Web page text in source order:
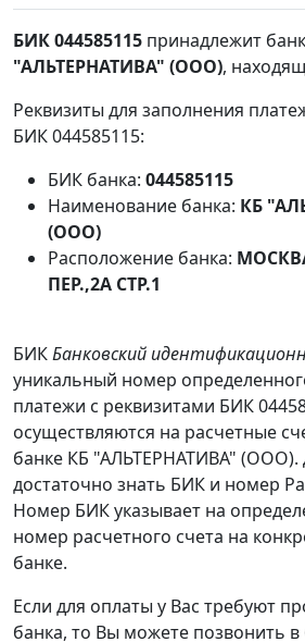
БИК 044585115 принадлежит
"АЛЬТЕРНАТИВА" (ООО),
Реквизиты для заполнения
БИК 044585115:
БИК банка: 044585115
Наименование банка: КБ
(ООО)
Расположение банка:
ПЕР.,2А СТР.1
БИКБанковский
уникальный номер
платежи с реквизитами БИК
осуществляются на расчетные
банке КБ "АЛЬТЕРНАТИВА" (ООО).
достаточно знать БИК и номер
Номер БИК указывает на
номер расчетного счета на
банке.
Если для оплаты у Вас требуют
банка, то Вы можете позвонить в